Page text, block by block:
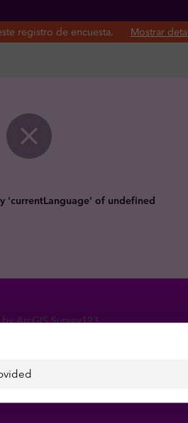
registro de encuesta.
Mostrar
'currentLanguage' of undefined
ArcGIS Survey123